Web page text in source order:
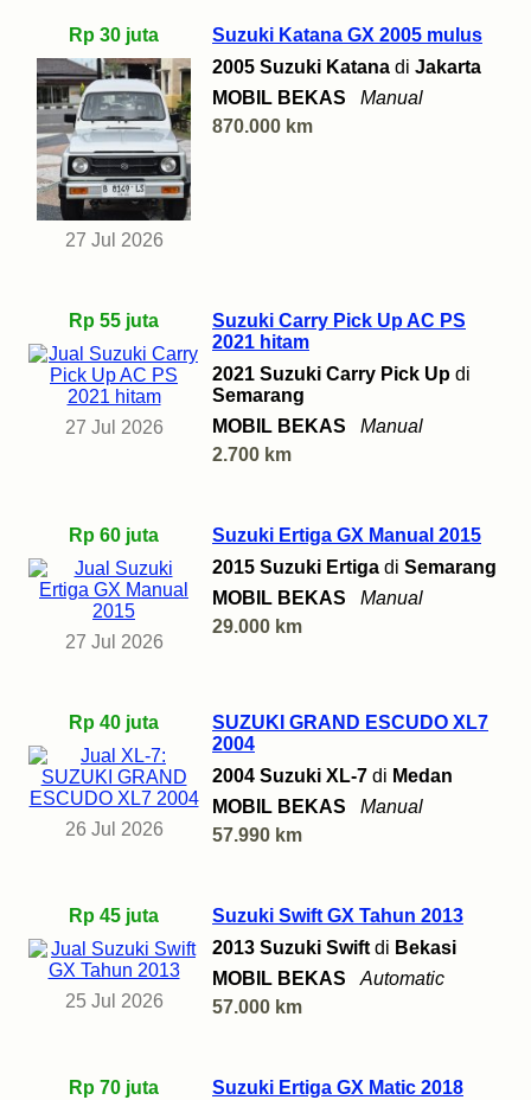
Rp 30 juta
27 Jul 2026
Suzuki Katana GX 2005 mulus
2005 Suzuki Katana di Jakarta
MOBIL BEKAS
Manual
870.000 km
Rp 55 juta
27 Jul 2026
Suzuki Carry Pick Up AC PS
2021 hitam
2021 Suzuki Carry Pick Up di
Semarang
MOBIL BEKAS
Manual
2.700 km
Rp 60 juta
27 Jul 2026
Suzuki Ertiga GX Manual 2015
2015 Suzuki Ertiga di Semarang
MOBIL BEKAS
Manual
29.000 km
Rp 40 juta
26 Jul 2026
SUZUKI GRAND ESCUDO XL7
2004
2004 Suzuki XL-7 di Medan
MOBIL BEKAS
Manual
57.990 km
Rp 45 juta
25 Jul 2026
Suzuki Swift GX Tahun 2013
2013 Suzuki Swift di Bekasi
MOBIL BEKAS
Automatic
57.000 km
Rp 70 juta
Suzuki Ertiga GX Matic 2018